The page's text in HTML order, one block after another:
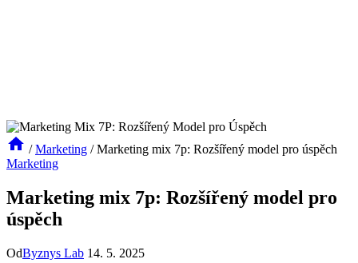
/ Marketing / Marketing mix 7p: Rozšířený model pro úspěch
Marketing
Marketing mix 7p: Rozšířený model pro
úspěch
OdByznys Lab 14. 5. 2025